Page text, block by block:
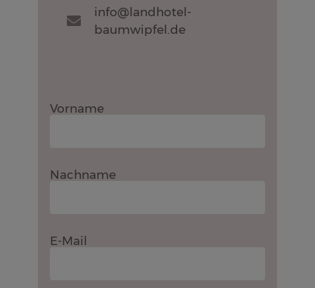
info@landhotel-
baumwipfel.de
Vorname
Nachname
E-Mail